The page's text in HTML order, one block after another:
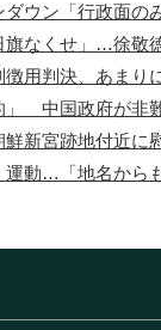
ダウン「行政面
旗なくせ」…徐敬
用判決、あまり
」 中国政府が非
新宮跡地付近に
運動…「地名から